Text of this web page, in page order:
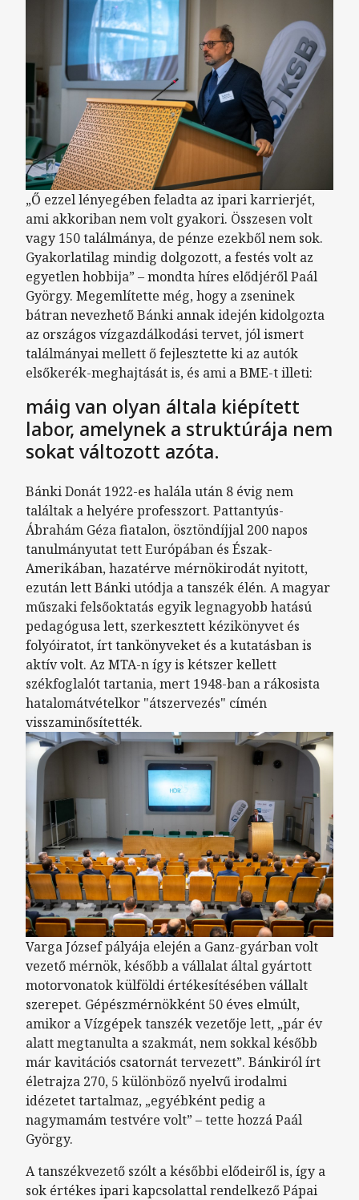
„Ő ezzel lényegében feladta az ipari karrierjét,
ami akkoriban nem volt gyakori. Összesen volt
vagy 150 találmánya, de pénze ezekből nem sok.
Gyakorlatilag mindig dolgozott, a festés volt az
egyetlen hobbija” – mondta híres elődjéről Paál
György. Megemlítette még, hogy a zseninek
bátran nevezhető Bánki annak idején kidolgozta
az országos vízgazdálkodási tervet, jól ismert
találmányai mellett ő fejlesztette ki az autók
elsőkerék-meghajtását is, és ami a BME-t illeti:
máig van olyan általa kiépített
labor, amelynek a struktúrája nem
sokat változott azóta.
Bánki Donát 1922-es halála után 8 évig nem
találtak a helyére professzort. Pattantyús-
Ábrahám Géza fiatalon, ösztöndíjjal 200 napos
tanulmányutat tett Európában és Észak-
Amerikában, hazatérve mérnökirodát nyitott,
ezután lett Bánki utódja a tanszék élén. A magyar
műszaki felsőoktatás egyik legnagyobb hatású
pedagógusa lett, szerkesztett kézikönyvet és
folyóiratot, írt tankönyveket és a kutatásban is
aktív volt. Az MTA-n így is kétszer kellett
székfoglalót tartania, mert 1948-ban a rákosista
hatalomátvételkor "átszervezés" címén
visszaminősítették.
Varga József pályája elején a Ganz-gyárban volt
vezető mérnök, később a vállalat által gyártott
motorvonatok külföldi értékesítésében vállalt
szerepet. Gépészmérnökként 50 éves elmúlt,
amikor a Vízgépek tanszék vezetője lett, „pár év
alatt megtanulta a szakmát, nem sokkal később
már kavitációs csatornát tervezett”. Bánkiról írt
életrajza 270, 5 különböző nyelvű irodalmi
idézetet tartalmaz, „egyébként pedig a
nagymamám testvére volt” – tette hozzá Paál
György.
A tanszékvezető szólt a későbbi elődeiről is, így a
sok értékes ipari kapcsolattal rendelkező Pápai